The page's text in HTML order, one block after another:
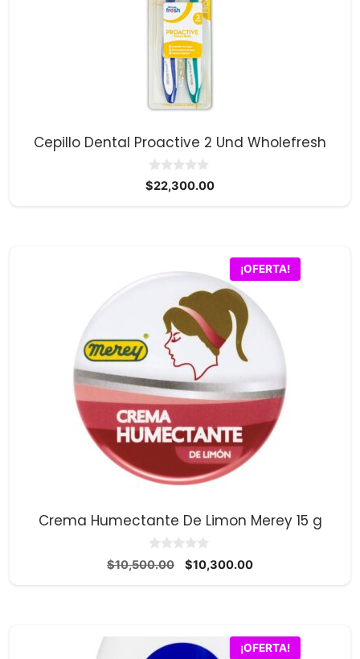
Cepillo Dental Proactive 2 Und Wholefresh
0
d
$22,300.00
¡OFERTA!
Crema Humectante De Limon Merey 15 g
0
d
$10,500.00
El
$10,300.00El
¡OFERTA!